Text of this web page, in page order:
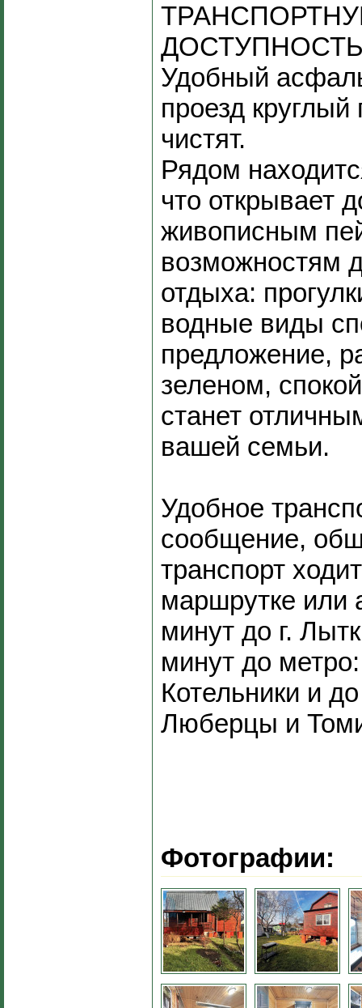
Удобный
проезд круглый
чистят.
Рядом
что открывает
живописным
возможностям
отдыха:
водные виды
предложение,
зеленом,
станет
вашей семьи.
Удобное
сообщение,
транспорт
маршрутке или
минут до г.
минут до
Котельники и
Люберцы и
Фотографии: